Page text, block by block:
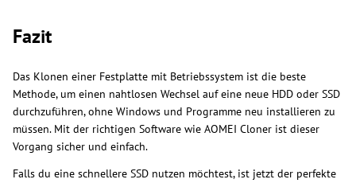
Fazit
Das Klonen einer Festplatte mit Betriebssystem ist die beste
Methode, um einen nahtlosen Wechsel auf eine neue HDD oder SSD
durchzuführen, ohne Windows und Programme neu installieren zu
müssen. Mit der richtigen Software wie AOMEI Cloner ist dieser
Vorgang sicher und einfach.
Falls du eine schnellere SSD nutzen möchtest, ist jetzt der perfekte